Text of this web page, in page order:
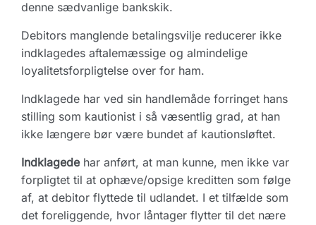
denne sædvanlige bankskik.
Debitors manglende betalingsvilje reducerer ikke
indklagedes aftalemæssige og almindelige
loyalitetsforpligtelse over for ham.
Indklagede har ved sin handlemåde forringet hans
stilling som kautionist i så væsentlig grad, at han
ikke længere bør være bundet af kautionsløftet.
Indklagedehar anført, at man kunne, men ikke var
forpligtet til at ophæve/opsige kreditten som følge
af, at debitor flyttede til udlandet. I et tilfælde som
det foreliggende, hvor låntager flytter til det nære